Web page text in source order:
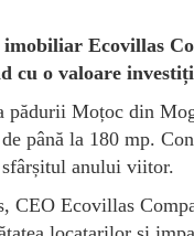
Ecovillas
cu o valoare
pădurii Moțoc din
până la 180 mp.
anului viitor.
CEO Ecovillas